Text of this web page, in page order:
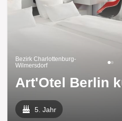
Bezirk Charlottenburg-
Wilmersdorf
Art'Otel Berlin
5. Jahr